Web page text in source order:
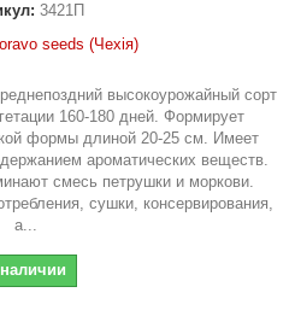
3421П
seeds (Чехія)
высокоурожайный сорт
160-180 дней. Формирует
формы длиной 20-25 см. Имеет
ароматических веществ.
смесь петрушки и моркови.
сушки, консервирования,
а...